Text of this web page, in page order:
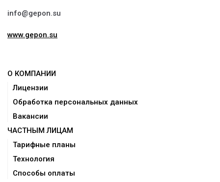
info@gepon.su
www.gepon.su
О КОМПАНИИ
Лицензии
Обработка персональных данных
Вакансии
ЧАСТНЫМ ЛИЦАМ
Тарифные планы
Технология
Способы оплаты